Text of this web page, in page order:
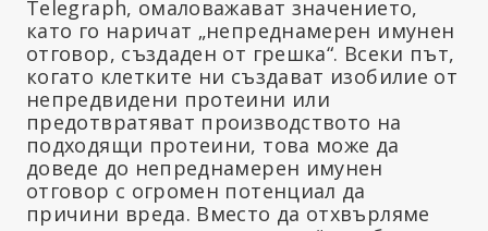
Telegraph, омаловажават значението,
като го наричат „непреднамерен имунен
отговор, създаден от грешка“. Всеки път,
когато клетките ни създават изобилие от
непредвидени протеини или
предотвратяват производството на
подходящи протеини, това може да
доведе до непреднамерен имунен
отговор с огромен потенциал да
причини вреда. Вместо да отхвърляме